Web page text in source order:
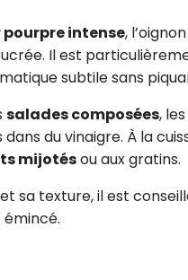
pourpre intense,
Il est
subtile sans
salades composées, les
dans du vinaigre. À la
mijotésou aux gratins.
sa texture, il est